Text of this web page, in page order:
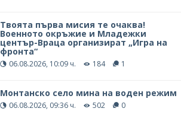
Твоята първа мисия те очаква!
Военното окръжие и Младежки
център-Враца организират „Игра на
фронта“
06.08.2026, 10:09 ч. 184 1
Монтанско село мина на воден режим
06.08.2026, 09:36 ч. 502 0